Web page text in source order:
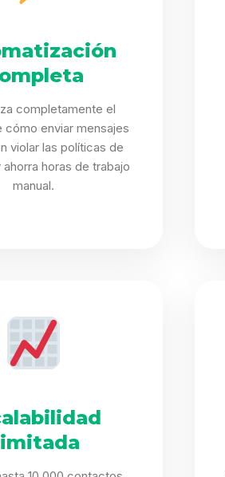
completamente el
enviar mensajes
violar las políticas de
horas de trabajo
manual.